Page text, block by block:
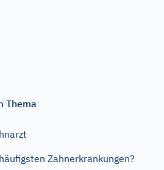
Thema
Zahnerkrankungen?